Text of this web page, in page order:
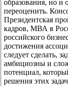
образования, но и
переоценить.
Президентская
кадров, МВА в
российского
достижения
следует сделать,
амбициозны и
потенциал,
решения этих